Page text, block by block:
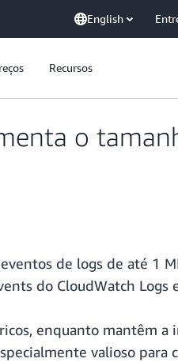
English
Recursos
o
de logs de até 1
do CloudWatch
enquanto mantêm
valioso para